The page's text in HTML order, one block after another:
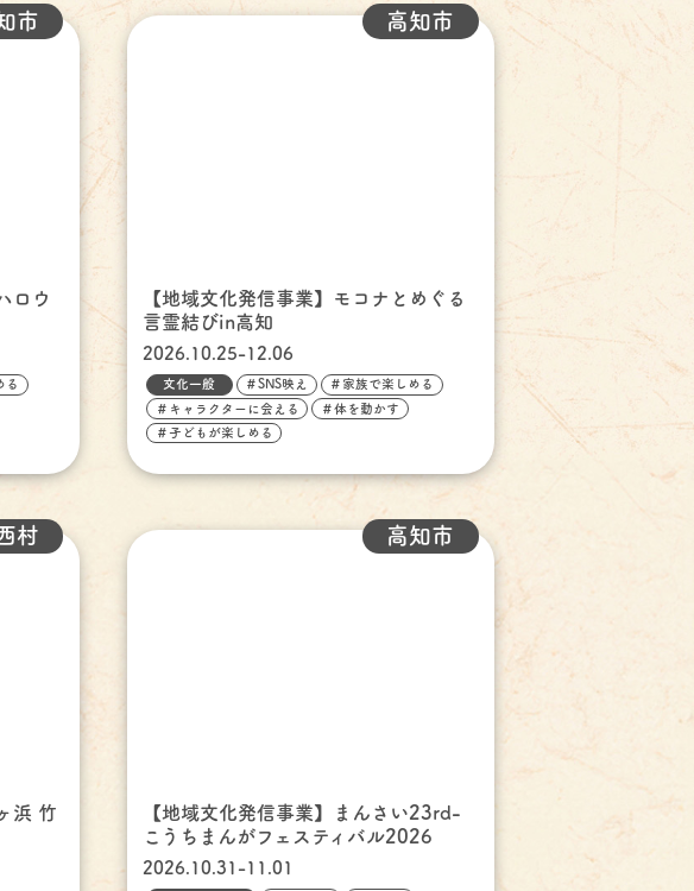
ロウ
市
る
【地域文化発信事業】モコナとめぐる
言霊結びin高知
高知市
2026.10.25-12.06
文化一般 ＃SNS映え ＃家族で楽しめる
＃キャラクターに会える ＃体を動かす
＃子どもが楽しめる
浜 竹
村
【地域文化発信事業】まんさい23rd-
こうちまんがフェスティバル2026
高知市
2026.10.31-11.01